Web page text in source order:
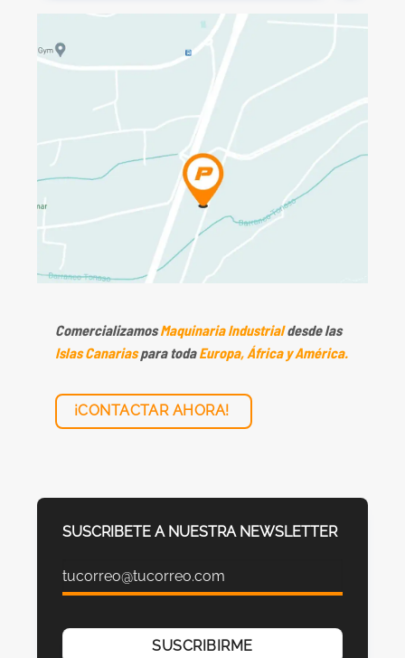
ComercializamosMaquinaria Industrialdesde las
Islas Canariaspara todaEuropa, África y América.
¡CONTACTAR AHORA!
SUSCRIBETE A NUESTRA NEWSLETTER